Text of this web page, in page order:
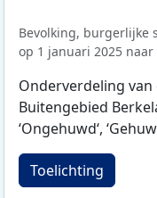
Bevolking, burgerlijke
op 1 januari 2025
Onderverdeling
Buitengebied
‘Ongehuwd‘,
Toelichting